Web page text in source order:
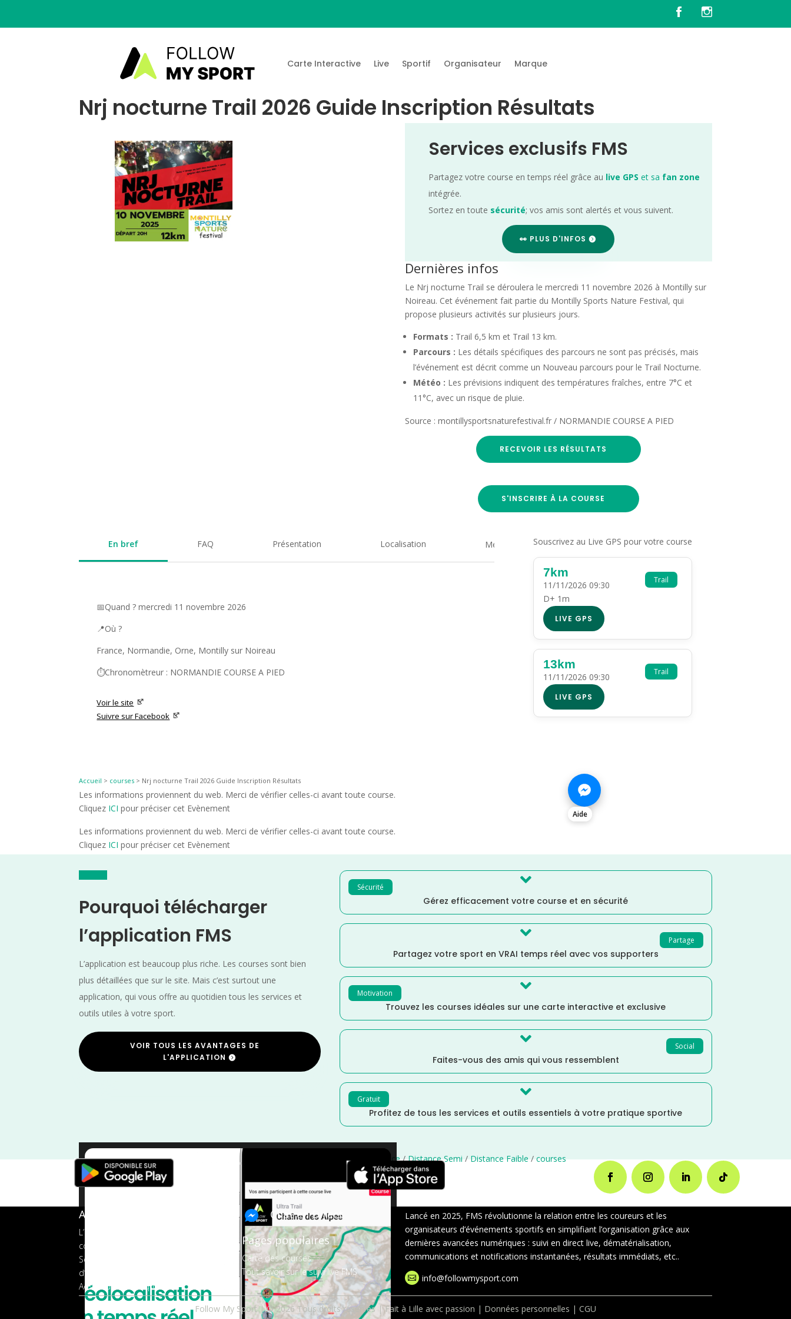
Carte Interactive Live Sportif Organisateur Marque
Nrj nocturne Trail 2026 Guide Inscription Résultats
Services exclusifs FMS
Partagez votre course en temps réel grâce au live GPS et sa fan zone
intégrée.
Sortez en toute sécurité; vos amis sont alertés et vous suivent.
👀 PLUS D'INFOS
Dernières infos
Le Nrj nocturne Trail se déroulera le mercredi 11 novembre 2026 à Montilly sur
Noireau. Cet événement fait partie du Montilly Sports Nature Festival, qui
propose plusieurs activités sur plusieurs jours.
Formats : Trail 6,5 km et Trail 13 km.
Parcours : Les détails spécifiques des parcours ne sont pas précisés, mais
l’événement est décrit comme un Nouveau parcours pour le Trail Nocturne.
Météo : Les prévisions indiquent des températures fraîches, entre 7°C et
11°C, avec un risque de pluie.
Source : montillysportsnaturefestival.fr / NORMANDIE COURSE A PIED
RECEVOIR LES RÉSULTATS
S'INSCRIRE À LA COURSE
En bref FAQ Présentation Localisation Medias
📅Quand ? mercredi 11 novembre 2026
📍Où ?
France, Normandie, Orne, Montilly sur Noireau
⏱️Chronomètreur : NORMANDIE COURSE A PIED
Voir le site
Suivre sur Facebook
Souscrivez au Live GPS pour votre course
Trail
7km
11/11/2026 09:30
D+ 1m
LIVE GPS
Trail
13km
11/11/2026 09:30
LIVE GPS
Accueil > courses > Nrj nocturne Trail 2026 Guide Inscription Résultats
Les informations proviennent du web. Merci de vérifier celles-ci avant toute course.
Cliquez ICI pour préciser cet Evènement
Les informations proviennent du web. Merci de vérifier celles-ci avant toute course.
Cliquez ICI pour préciser cet Evènement
Aide
Pourquoi télécharger
l’application FMS
L’application est beaucoup plus riche. Les courses sont bien
plus détaillées que sur le site. Mais c’est surtout une
application, qui vous offre au quotidien tous les services et
outils utiles à votre sport.
VOIR TOUS LES AVANTAGES DE
L'APPLICATION
Sécurité 
Gérez efficacement votre course et en sécurité
Partage

Partagez votre sport en VRAI temps réel avec vos supporters
Motivation 
Trouvez les courses idéales sur une carte interactive et exclusive
Social

Faites-vous des amis qui vous ressemblent
Gratuit 
Profitez de tous les services et outils essentiels à votre pratique sportive
×
Normandie France/Distance Semi/Distance Faible/courses
A propos de FMS
L’application tout-en-un pour les
coureurs
Services aux organisateurs
d’événements
Ads pour les marques
Chat en Direct
Pages populaires
Carte des courses
Tout savoir sur le suivi live FMS
Lancé en 2025, FMS révolutionne la relation entre les coureurs et les
organisateurs d’événements sportifs en simplifiant l’organisation grâce aux
dernières avancées numériques : suivi en direct live, dématérialisation,
communications et notifications instantanées, résultats immédiats, etc..
 info@followmysport.com
Follow My Sport | © 2026 Tous droits réservés | Fait à Lille avec passion | Données personnelles | CGU